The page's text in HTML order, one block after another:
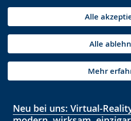
Alle
Alle
Mehr
Neu bei uns: Virtual-